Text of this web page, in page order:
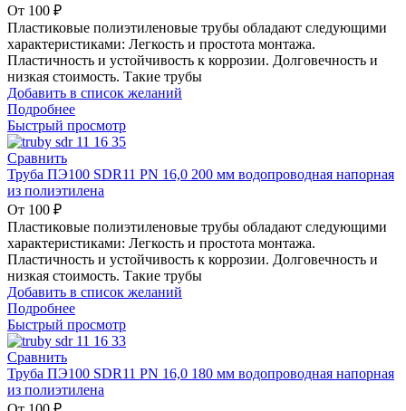
От 100 ₽
Пластиковые полиэтиленовые трубы обладают следующими
характеристиками: Легкость и простота монтажа.
Пластичность и устойчивость к коррозии. Долговечность и
низкая стоимость. Такие трубы
Добавить в список желаний
Подробнее
Быстрый просмотр
Сравнить
Труба ПЭ100 SDR11 PN 16,0 200 мм водопроводная напорная
из полиэтилена
От 100 ₽
Пластиковые полиэтиленовые трубы обладают следующими
характеристиками: Легкость и простота монтажа.
Пластичность и устойчивость к коррозии. Долговечность и
низкая стоимость. Такие трубы
Добавить в список желаний
Подробнее
Быстрый просмотр
Сравнить
Труба ПЭ100 SDR11 PN 16,0 180 мм водопроводная напорная
из полиэтилена